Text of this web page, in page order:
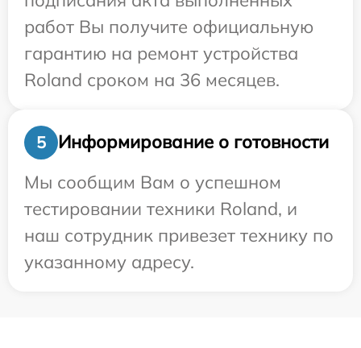
работ Вы получите официальную
гарантию на ремонт устройства
Roland сроком на 36 месяцев.
5
Информирование о готовности
Мы сообщим Вам о успешном
тестировании техники Roland, и
наш сотрудник привезет технику по
указанному адресу.